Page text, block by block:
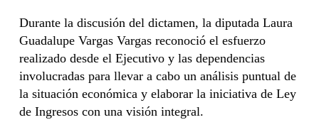
Durante la discusión del dictamen, la diputada Laura
Guadalupe Vargas Vargas reconoció el esfuerzo
realizado desde el Ejecutivo y las dependencias
involucradas para llevar a cabo un análisis puntual de
la situación económica y elaborar la iniciativa de Ley
de Ingresos con una visión integral.